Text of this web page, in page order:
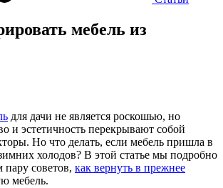
мебель из
для дачи не является роскошью, но
и эстетичность перекрывают собой
Но что делать, если мебель пришла в
холодов? В этой статье мы подробно
советов, как вернуть в прежнее
мебель.